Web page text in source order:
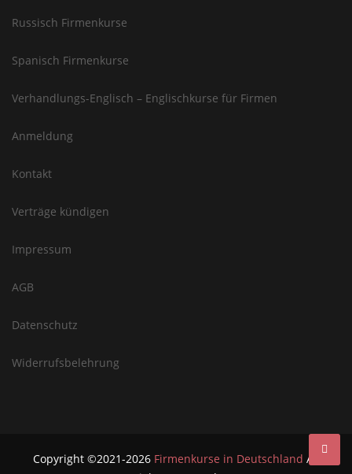
Russisch Firmenkurse
Spanisch Firmenkurse
Verhandlungs-Englisch – Englischkurse für Firmen
Anmeldung
Kontakt
Verträge kündigen
Impressum
AGB
Datenschutz
Widerrufsbelehrung
Copyright ©2021-2026 Firmenkurse in Deutschland All